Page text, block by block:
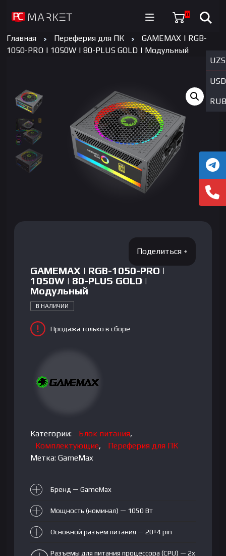
0
UZS
USD
RUB
Главная Переферия для ПК
GAMEMAX | RGB-
1050-PRO | 1050W | 80-PLUS GOLD | Модульный
GAMEMAX | RGB-1050-PRO |
1050W | 80-PLUS GOLD |
Модульный
В НАЛИЧИИ
Продажа только в сборе
Категории: Блок питания,
Комплектующие,
Переферия для ПК
Метка:GameMax
Бренд — GameMax
Мощность (номинал) — 1050 Вт
Основной разъем питания — 20+4 pin
Разъемы для питания процессора (CPU) — 2x